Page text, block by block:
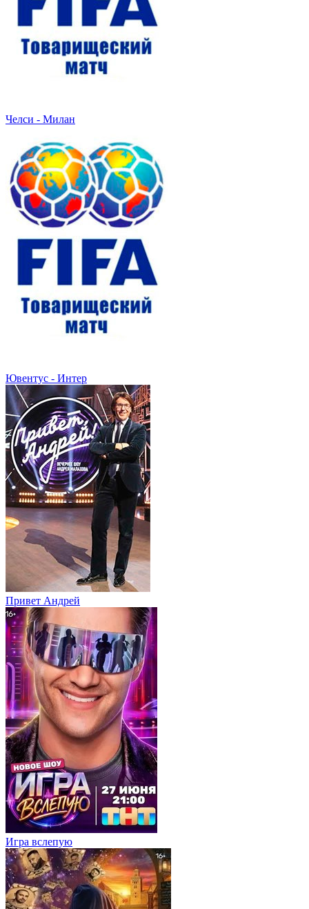
Челси - Милан
Ювентус - Интер
Привет Андpей
Игра вслепую